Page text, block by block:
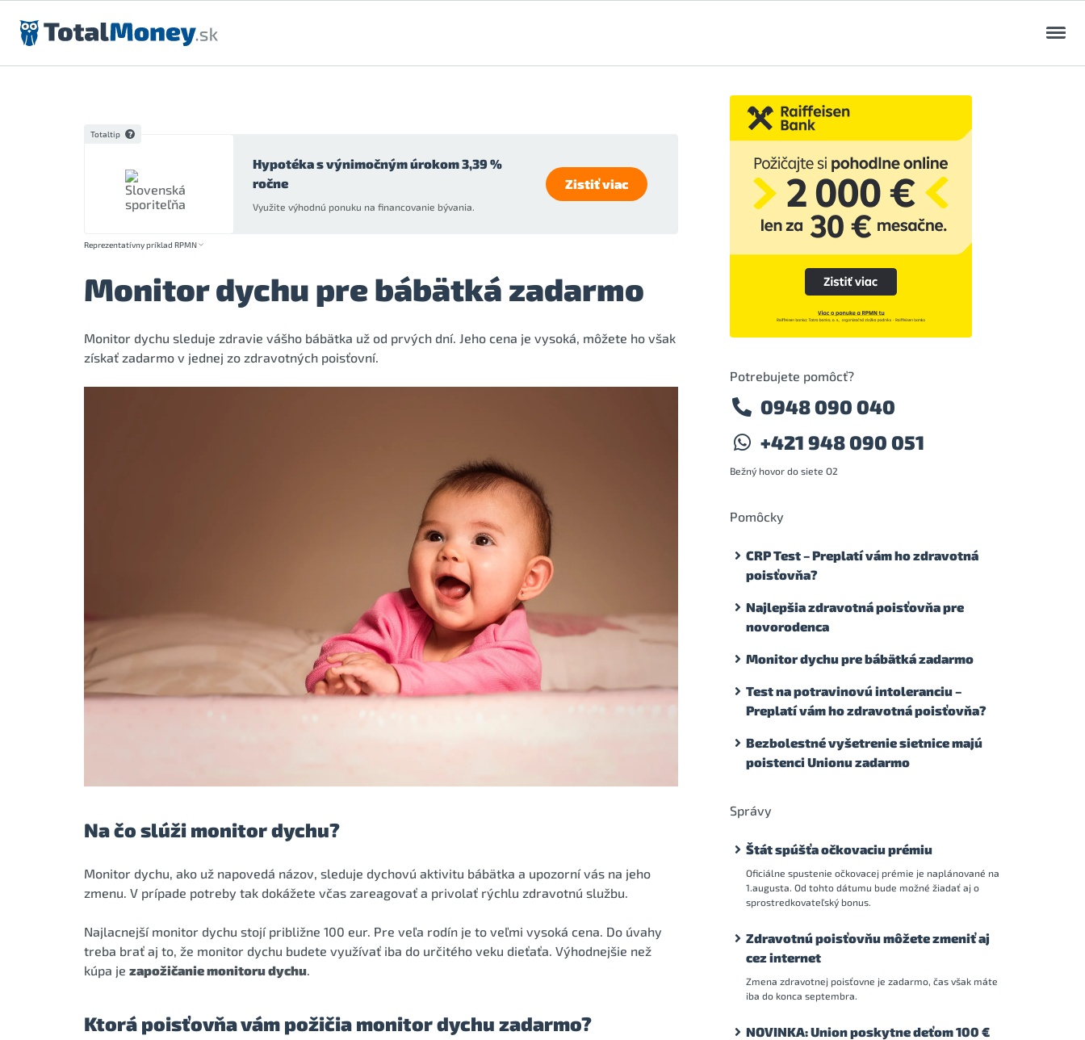
Preskočiť na obsah
Totaltip
Hypotéka s výnimočným úrokom 3,39 %
ročne
Využite výhodnú ponuku na financovanie bývania.
Zistiť viac
Reprezentatívny príklad RPMN
Monitor dychu pre bábätká zadarmo
Monitor dychu sleduje zdravie vášho bábätka už od prvých dní. Jeho cena je vysoká, môžete ho však
získať zadarmo v jednej zo zdravotných poisťovní.
Na čo slúži monitor dychu?
Monitor dychu, ako už napovedá názov, sleduje dychovú aktivitu bábätka a upozorní vás na jeho
zmenu. V prípade potreby tak dokážete včas zareagovať a privolať rýchlu zdravotnú službu.
Najlacnejší monitor dychu stojí približne 100 eur. Pre veľa rodín je to veľmi vysoká cena. Do úvahy
treba brať aj to, že monitor dychu budete využívať iba do určitého veku dieťaťa. Výhodnejšie než
kúpa je zapožičanie monitoru dychu.
Ktorá poisťovňa vám požičia monitor dychu zadarmo?
Potrebujete pomôcť?
0948 090 040
+421 948 090 051
Bežný hovor do siete O2
Pomôcky
CRP Test – Preplatí vám ho zdravotná
poisťovňa?
Najlepšia zdravotná poisťovňa pre
novorodenca
Monitor dychu pre bábätká zadarmo
Test na potravinovú intoleranciu –
Preplatí vám ho zdravotná poisťovňa?
Bezbolestné vyšetrenie sietnice majú
poistenci Unionu zadarmo
Správy
Štát spúšťa očkovaciu prémiu
Oficiálne spustenie očkovacej prémie je naplánované na
1.augusta. Od tohto dátumu bude možné žiadať aj o
sprostredkovateľský bonus.
Zdravotnú poisťovňu môžete zmeniť aj
cez internet
Zmena zdravotnej poisťovne je zadarmo, čas však máte
iba do konca septembra.
NOVINKA: Union poskytne deťom 100 €